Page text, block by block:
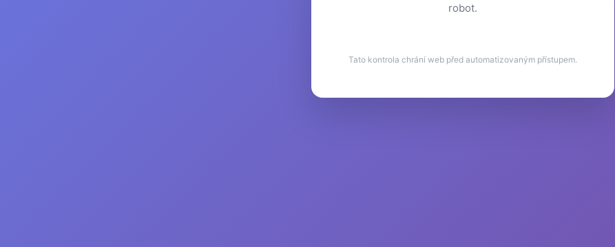
robot.
Tato kontrola chrání web před automatizovaným přístupem.